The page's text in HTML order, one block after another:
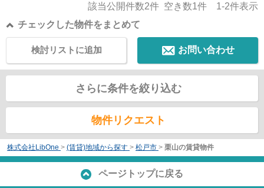
該当公開件数2件 空き数1件 1-2件表示
チェックした物件をまとめて
お問い合わせ
検討リストに追加
さらに条件を絞り込む
物件リクエスト
株式会社LibOne > (賃貸)地域から探す > 松戸市 > 栗山の賃貸物件
ページトップに戻る